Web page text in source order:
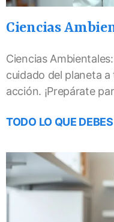
Ciencias
Ciencias
cuidado del planeta
acción. ¡Prepárate
TODO LO QUE